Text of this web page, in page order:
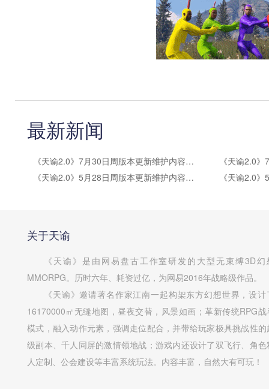
最新新闻
《天谕2.0》7月30日周版本更新维护内容公告
《天谕2.0》5月28日周版本更新维护内容公告
关于天谕
《天谕》是由网易盘古工作室研发的大型无束缚3D幻
MMORPG。历时六年、耗资过亿，为网易2016年战略级作品。
《天谕》邀请著名作家江南一起构架东方幻想世界，设计
16170000㎡无缝地图，昼夜交替，风景如画；革新传统RPG战
模式，融入动作元素，强调走位配合，并带给玩家极具挑战性的
级副本、千人同屏的激情领地战；游戏内还设计了双飞行、角色
人定制、公会建设等丰富系统玩法。内容丰富，自然大有可玩！